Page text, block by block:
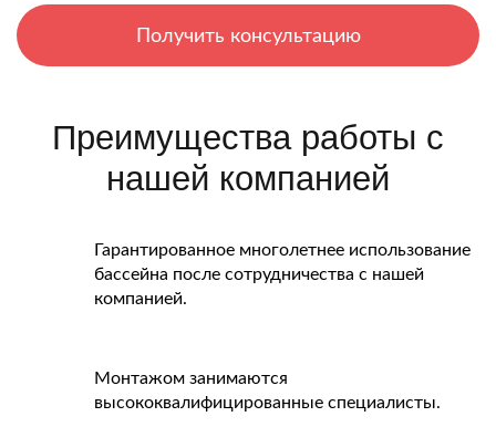
Получить консультацию
Преимущества работы с
нашей компанией
Гарантированное многолетнее использование
бассейна после сотрудничества с нашей
компанией.
Монтажом занимаются
высококвалифицированные специалисты.